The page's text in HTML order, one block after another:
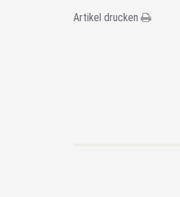
Artikel drucken